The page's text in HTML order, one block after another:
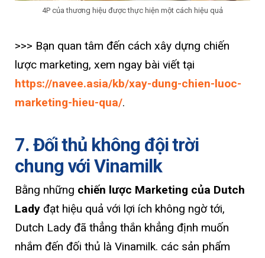
4P của thương hiệu được thực hiện một cách hiệu quả
>>> Bạn quan tâm đến cách xây dựng chiến
lược marketing, xem ngay bài viết tại
https://navee.asia/kb/xay-dung-chien-luoc-
marketing-hieu-qua/.
7. Đối thủ không đội trời
chung với Vinamilk
Bằng những chiến lược Marketing của Dutch
Lady đạt hiệu quả với lợi ích không ngờ tới,
Dutch Lady đã thẳng thắn khẳng định muốn
nhắm đến đối thủ là Vinamilk. các sản phẩm